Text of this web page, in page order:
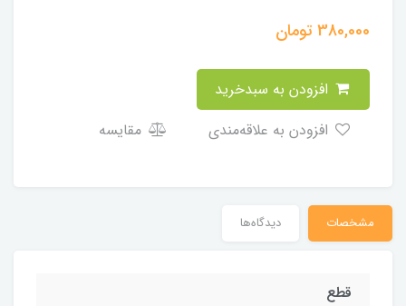
380,000تومان
مقایسه
مشخصات دیدگاه‌ها
قطع